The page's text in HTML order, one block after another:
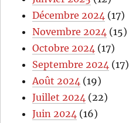
Décembre 2024 (17)
Novembre 2024 (15)
Octobre 2024 (17)
Septembre 2024 (17)
Août 2024 (19)
Juillet 2024 (22)
Juin 2024 (16)